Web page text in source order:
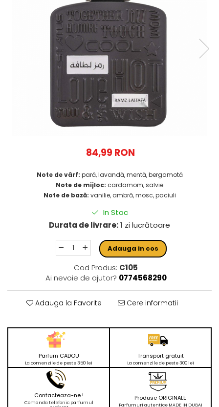
84,99 RON
Note de vârf: pară, lavandă, mentă, bergamotă
Note de mijloc: cardamom, salvie
Note de bază: vanilie, ambră, mosc, paciuli
In Stoc
Durata de livrare:1 zi lucrătoare
Adauga in cos
Cod Produs: C105
Ai nevoie de ajutor? 0774568290
Adauga la Favorite Cere informatii
Parfum CADOU
La comenzile de peste 350 lei
Transport gratuit
La comenzile de peste 300 lei
Contacteaza-ne !
Comanda telefonic parfumul
Produse ORIGINALE
Parfumuri autentice MADE IN DUBAI